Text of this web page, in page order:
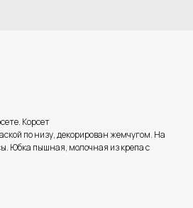
Корсет
по низу, декорирован жемчугом. На
Юбка пышная, молочная из крепа с